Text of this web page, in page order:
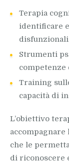
Terapia
identificare
Strumenti
competenze
Training
capacità di
L’obiettivo
che le
di riconoscere